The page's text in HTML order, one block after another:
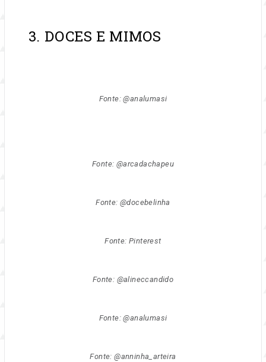
3. DOCES E MIMOS
Fonte: @analumasi
Fonte: @arcadachapeu
Fonte: @docebelinha
Fonte: Pinterest
Fonte: @alineccandido
Fonte: @analumasi
Fonte: @anninha_arteira